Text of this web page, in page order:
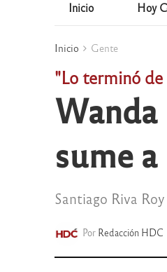
Inicio Hoy
Inicio Gente
"Lo terminó de
Wanda
sume
Santiago Riva
Por Redacción HDC